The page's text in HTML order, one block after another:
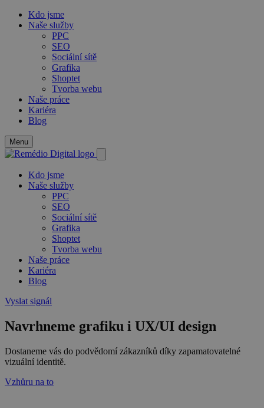
Kdo jsme
Naše služby
PPC
SEO
Sociální sítě
Grafika
Shoptet
Tvorba webu
Naše práce
Kariéra
Blog
Menu
Kdo jsme
Naše služby
PPC
SEO
Sociální sítě
Grafika
Shoptet
Tvorba webu
Naše práce
Kariéra
Blog
Vyslat signál
Navrhneme grafiku i UX/UI design
Dostaneme vás do podvědomí zákazníků díky zapamatovatelné
vizuální identitě.
Vzhůru na to